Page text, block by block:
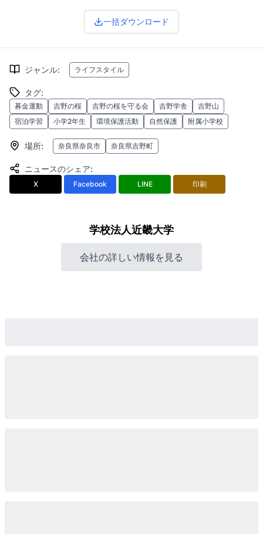
一括ダウンロード
ジャンル: ライフスタイル
タグ:
募金運動 吉野の桜 吉野の桜を守る会 吉野学舎
吉野山
宿泊学習
小学2年生 環境保護活動 自然保護 附属小学校
場所: 奈良県奈良市 奈良県吉野町
ニュースのシェア:
X Facebook LINE 印刷
学校法人近畿大学
会社の詳しい情報を見る